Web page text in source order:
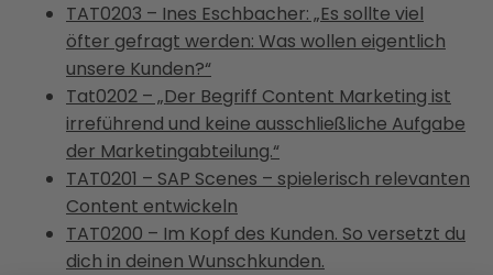
TAT0203 – Ines Eschbacher: „Es sollte viel
öfter gefragt werden: Was wollen eigentlich
unsere Kunden?“
Tat0202 – „Der Begriff Content Marketing ist
irreführend und keine ausschließliche Aufgabe
der Marketingabteilung.“
TAT0201 – SAP Scenes – spielerisch relevanten
Content entwickeln
TAT0200 – Im Kopf des Kunden. So versetzt du
dich in deinen Wunschkunden.